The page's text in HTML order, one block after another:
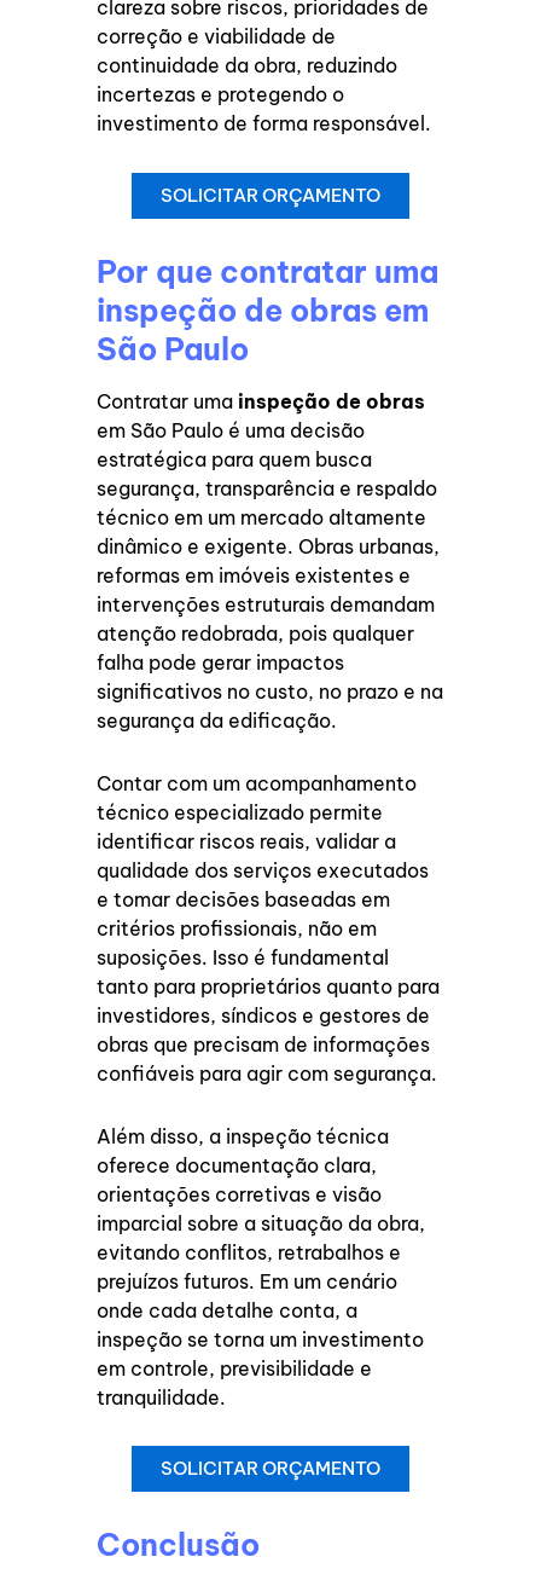
clareza sobre riscos, prioridades de
correção e viabilidade de
continuidade da obra, reduzindo
incertezas e protegendo o
investimento de forma responsável.
SOLICITAR ORÇAMENTO
Por que contratar uma
inspeção de obras em
São Paulo
Contratar uma inspeção de obras
em São Paulo é uma decisão
estratégica para quem busca
segurança, transparência e respaldo
técnico em um mercado altamente
dinâmico e exigente. Obras urbanas,
reformas em imóveis existentes e
intervenções estruturais demandam
atenção redobrada, pois qualquer
falha pode gerar impactos
significativos no custo, no prazo e na
segurança da edificação.
Contar com um acompanhamento
técnico especializado permite
identificar riscos reais, validar a
qualidade dos serviços executados
e tomar decisões baseadas em
critérios profissionais, não em
suposições. Isso é fundamental
tanto para proprietários quanto para
investidores, síndicos e gestores de
obras que precisam de informações
confiáveis para agir com segurança.
Além disso, a inspeção técnica
oferece documentação clara,
orientações corretivas e visão
imparcial sobre a situação da obra,
evitando conflitos, retrabalhos e
prejuízos futuros. Em um cenário
onde cada detalhe conta, a
inspeção se torna um investimento
em controle, previsibilidade e
tranquilidade.
SOLICITAR ORÇAMENTO
Conclusão